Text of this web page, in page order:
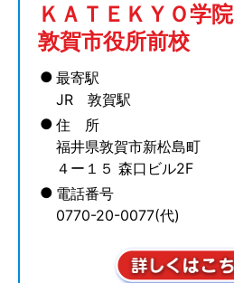
ＫＡＴＥＫＹＯ学院
敦賀市役所前校
● 最寄駅
JR 敦賀駅
● 住 所
福井県敦賀市新松島町
４ー１５ 森口ビル2F
● 電話番号
0770-20-0077(代)